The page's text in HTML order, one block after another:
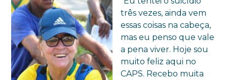
três vezes, ainda vem
essas coisas na cabeça,
mas eu penso que vale
a pena viver. Hoje sou
muito feliz aqui no
CAPS. Recebo muita